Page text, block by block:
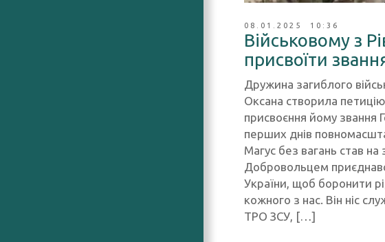
08.01.2025 10:36
Військовому з
присвоїти
Дружина загиблого
Оксана створила
присвоєння йому звання
перших днів
Магус без вагань став на
Добровольцем
України, щоб боронити
кожного з нас. Він ніс
ТРО ЗСУ, […]